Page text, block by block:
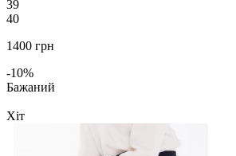
39
40
1400 грн
-10%
Бажаний
Хіт